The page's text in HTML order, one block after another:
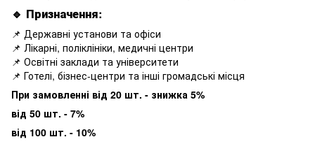
🔹 Призначення:
📌 Державні установи та офіси
📌 Лікарні, поліклініки, медичні центри
📌 Освітні заклади та університети
📌 Готелі, бізнес-центри та інші громадські місця
При замовленні від 20 шт. - знижка 5%
від 50 шт. - 7%
від 100 шт. - 10%